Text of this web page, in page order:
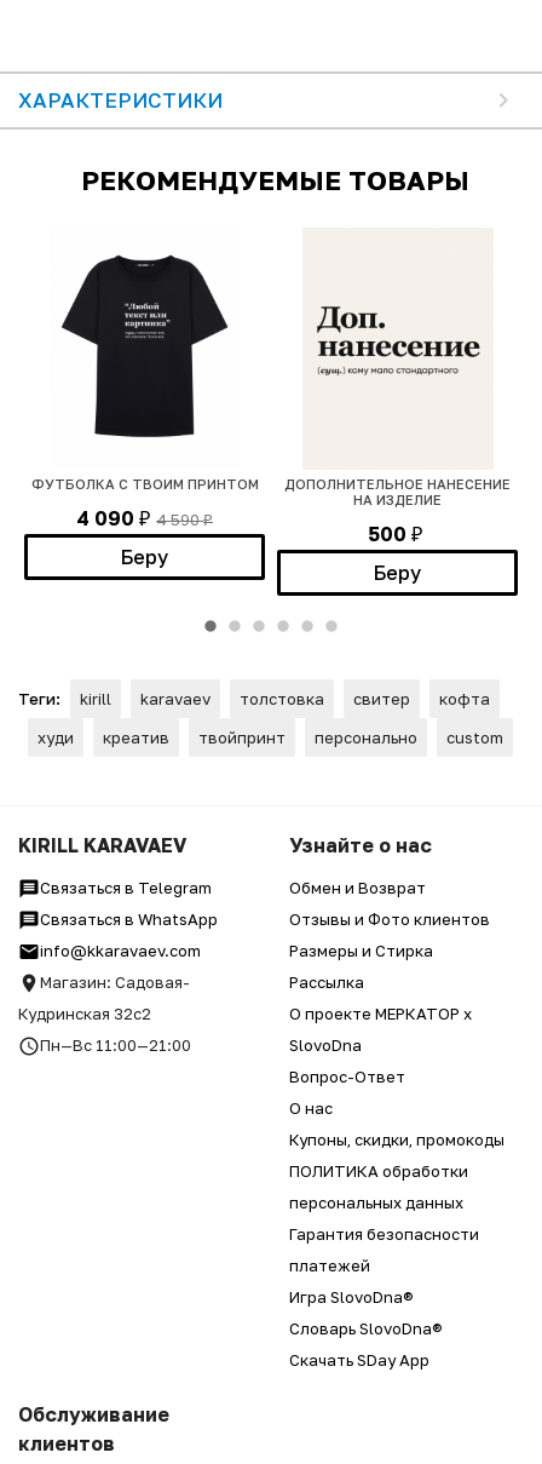
ХАРАКТЕРИСТИКИ
РЕКОМЕНДУЕМЫЕ ТОВАРЫ
ФУТБОЛКА С ТВОИМ ПРИНТОМ
4 090 ₽ 4 590₽
Беру
ДОПОЛНИТЕЛЬНОЕ НАНЕСЕНИЕ
НА ИЗДЕЛИЕ
500 ₽
Беру
Теги: kirill karavaev толстовка свитер
кофта
худи
креатив твойпринт персонально custom
KIRILL KARAVAEV
Связаться в Telegram
Связаться в WhatsApp
info@kkaravaev.com
Магазин: Садовая-
Кудринская 32с2
Пн—Вс 11:00—21:00
Узнайте о нас
Обмен и Возврат
Отзывы и Фото клиентов
Размеры и Стирка
Рассылка
О проекте МЕРКАТОР x
SlovoDna
Вопрос-Ответ
О нас
Купоны, скидки, промокоды
ПОЛИТИКА обработки
персональных данных
Гарантия безопасности
платежей
Игра SlovoDna®
Словарь SlovoDna®
Скачать SDay App
Обслуживание
клиентов